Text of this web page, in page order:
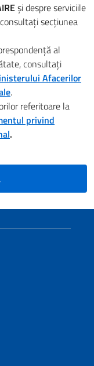
și despre serviciile
secțiunea
al
consultați
Afacerilor
.
referitoare la
privind
.